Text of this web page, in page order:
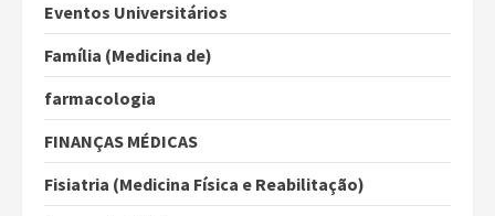
Eventos Universitários
Família (Medicina de)
farmacologia
FINANÇAS MÉDICAS
Fisiatria (Medicina Física e Reabilitação)